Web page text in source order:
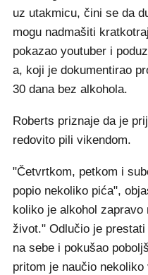
uz utakmicu, čini se da
mogu nadmašiti
pokazao youtuber i
a, koji je dokumentirao
30 dana bez alkohola.
Roberts priznaje da je
redovito pili vikendom.
"Četvrtkom, petkom i
popio nekoliko pića",
koliko je alkohol zapravo
život." Odlučio je
na sebe i pokušao
pritom je naučio